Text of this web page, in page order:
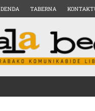
DENDA TABERNA